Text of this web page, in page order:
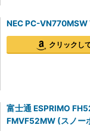
NEC PC-VN770MSW
クリックし
富士通 ESPRIMO
FMVF52MW (スノー